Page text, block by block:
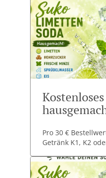
Kostenloses
Pro 30 €
Getränk K1, K2